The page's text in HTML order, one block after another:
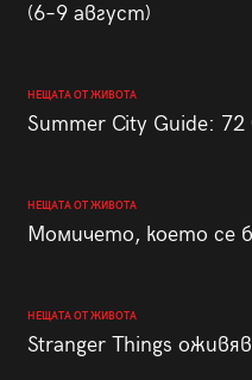
(6–9 август)
НЕЩАТА ОТ ЖИВОТА
Summer City Guide: 72
НЕЩАТА ОТ ЖИВОТА
Момичето, което се
НЕЩАТА ОТ ЖИВОТА
Stranger Things